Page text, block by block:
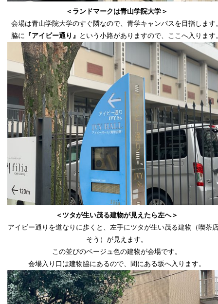
＜ランドマークは青山学院大学＞
会場は青山学院大学のすぐ隣なので、 青学キャンパスを目指します
脇に
『アイビー通り』 という小路がありますので、 ここへ入ります
＜ツタが生い茂る建物が見えたら左へ＞
アイビー通りを道なりに歩くと、左手にツタが生い茂る建物（喫茶
そう）が見えます。
この並びのベージュ色の建物が会場です。
会場入り口は建物脇にあるので、間にある坂へ入ります。